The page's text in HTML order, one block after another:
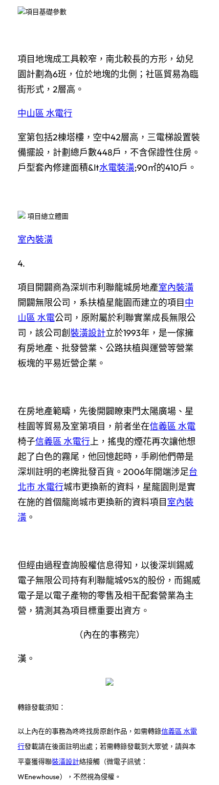
項目基礎參數
項目地塊成工具較窄，南北較長的方形，幼兒
園計劃為6班，位於地塊的北側；社區貿易為臨
街形式，2層高。
中山區 水電行
室第包括2棟塔樓，空中42層高，三電梯設置裝
備擺設，計劃總戶數448戶，不含保證性住房。
戶型套內修建面積&lt水電裝潢;90㎡的410戶。
項目總立體圖
室內裝潢
4.
項目開闢商為深圳市利聯龍城房地產室內裝潢
開闢無限公司，系扶植星龍園而建立的項目中
山區 水電公司，原附屬於利聯實業成長無限公
司，該公司創 裝潢設計立於1993年，是一傢擁
有房地產、批發營業、公路扶植與運營等營業
板塊的平易近營企業。
在房地產範疇，先後開闢瞭東門太陽廣場、星
桂園等貿易及室第項目，前者坐在信義區 水電
椅子信義區 水電行上，搖曳的煙花再次讓他想
起了白色的霧尾，他回憶起時，手刷他們帶是
深圳註明的老牌批發百貨。2006年開端涉足台
北市 水電行城市更換新的資料，星龍園則是實
在施的首個龍崗城市更換新的資料項目室內裝
潢 。
但經由過程查詢股權信息得知，以後深圳錫威
電子無限公司持有利聯龍城95%的股份，而錫威
電子是以電子產物的零售及相干配套營業為主
營，猜測其為項目標重要出資方。
（內在的事務完）
漢。
轉錄發載須知：
以上內在的事務為咚咚找房原創作品，如需轉錄信義區 水電
行發載請在後面註明出處；若需轉錄發載到大眾號，請與本
平臺獲得聯裝潢設計絡接觸（微電子訊號：
WEnewhouse），不然視為侵權。